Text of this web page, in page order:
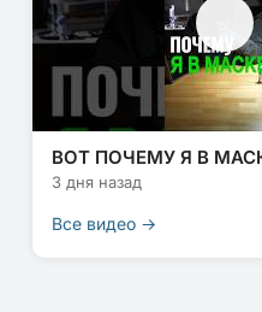
ВОТ ПОЧЕМУ Я В
3 дня назад
Все видео →